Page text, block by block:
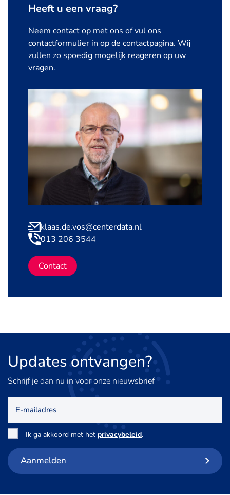
Heeft u een vraag?
Neem contact op met ons of vul ons
contactformulier in op de contactpagina. Wij
zullen zo spoedig mogelijk reageren op uw
vragen.
klaas.de.vos@centerdata.nl
013 206 3544
Contact
Updates ontvangen?
Schrijf je dan nu in voor onze nieuwsbrief
mailadres
Toestemming
Ik ga akkoord met het privacybeleid.
Aanmelden